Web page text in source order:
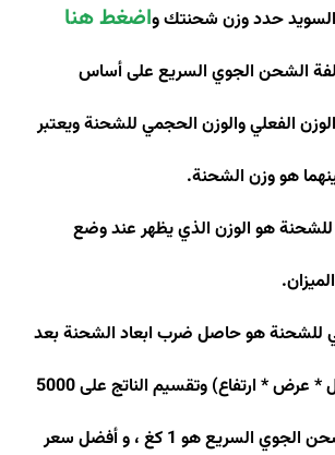
السويد حدد وزن شحنتك واضغط هنا
الشحن الجوي السريع على أساس
الفعلي والوزن الحجمي للشحنة ويعتبر
هو وزن الشحنة.
للشحنة هو الوزن الذي يظهر عند وضع
.
للشحنة هو حاصل ضرب ابعاد الشحنة بعد
عرض * ارتفاع) وتقسيم الناتج على 5000
أقل كمية للشحن الجوي السريع هو 1 كغ ، و أفضل سعر